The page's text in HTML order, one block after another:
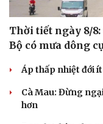
Thời tiết ngày 8/8:
Bộ có mưa dông
Áp thấp nhiệt đới
Cà Mau: Đừng
hơn